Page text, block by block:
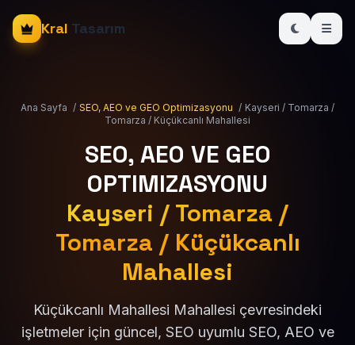
Kral Tasarım
Ana Sayfa / SEO, AEO ve GEO Optimizasyonu / Kayseri / Tomarza /
Tomarza / Küçükcanlı Mahallesi
SEO, AEO VE GEO
OPTIMIZASYONU
Kayseri / Tomarza /
Tomarza / Küçükcanlı
Mahallesi
Küçükcanlı Mahallesi Mahallesi çevresindeki
işletmeler için güncel, SEO uyumlu SEO, AEO ve